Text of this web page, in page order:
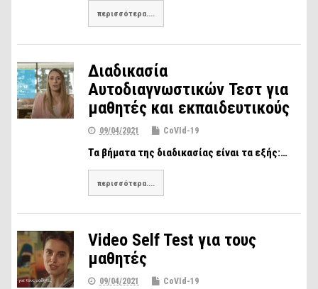
περισσότερα....
Διαδικασία
Αυτοδιαγνωστικών Τεστ για
μαθητές και εκπαιδευτικούς
09/04/2021 CoVId-19
Τα βήματα της διαδικασίας είναι τα εξής:…
περισσότερα....
Video Self Test για τους
μαθητές
09/04/2021 CoVId-19